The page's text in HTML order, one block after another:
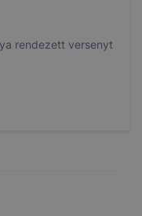
rendezett versenyt